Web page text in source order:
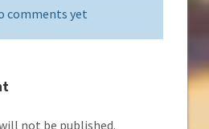
comments yet
not be published.